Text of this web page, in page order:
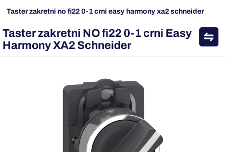
taster zakretni no fi22 0-1 crni easy harmony xa2 schneider
Taster zakretni NO fi22 0-1 crni Easy
Harmony XA2 Schneider